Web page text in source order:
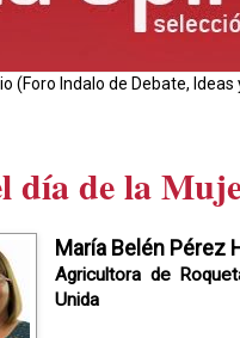
(Foro Indalo de Debate,
día de la
María Belén Pérez
Agricultora de
Unida